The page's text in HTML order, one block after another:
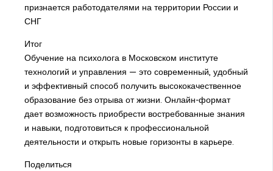
признается работодателями на территории России и
СНГ
Итог
Обучение на психолога в Московском институте
технологий и управления — это современный, удобный
и эффективный способ получить высококачественное
образование без отрыва от жизни. Онлайн-формат
дает возможность приобрести востребованные знания
и навыки, подготовиться к профессиональной
деятельности и открыть новые горизонты в карьере.
Поделиться